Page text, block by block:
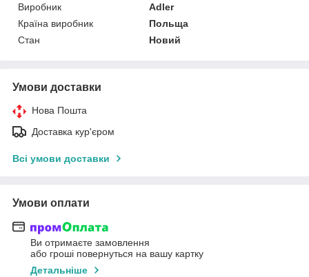
Виробник
Adler
Країна виробник
Польща
Стан
Новий
Умови доставки
Нова Пошта
Доставка кур'єром
Всі умови доставки
Умови оплати
Ви отримаєте замовлення
або гроші повернуться на вашу картку
Детальніше